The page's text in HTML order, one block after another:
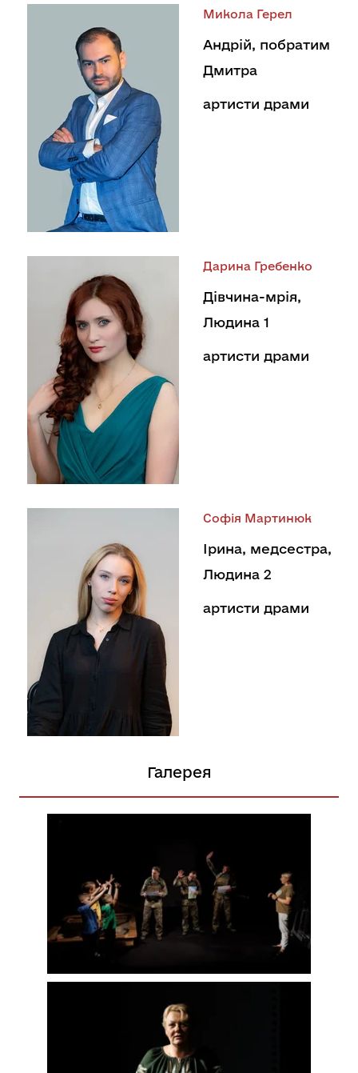
Микола Герел
Андрій, побратим
Дмитра
артисти драми
Дарина Гребенко
Дівчина-мрія,
Людина 1
артисти драми
Софія Мартинюк
Ірина, медсестра,
Людина 2
артисти драми
Галерея